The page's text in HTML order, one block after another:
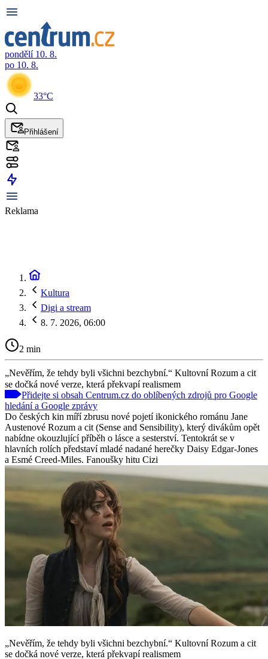
pondělí 10. 8.
po 10. 8.
33°C
Přihlášení
Reklama
Kultura
Digi a stream
8. 7. 2026, 06:00
2 min
„Nevěřím, že tehdy byli všichni bezchybní.“ Kultovní Rozum a cit
se dočká nové verze, která překvapí realismem
Přidejte si obsah Centrum.cz do oblíbených zdrojů pro Google
hledání a Google zprávy
Do českých kin míří zbrusu nové pojetí ikonického románu Jane
Austenové Rozum a cit (Sense and Sensibility), který divákům opět
nabídne okouzlující příběh o lásce a sesterství. Tentokrát se v
hlavních rolích představí mladé nadané herečky Daisy Edgar-Jones
a Esmé Creed-Miles. Fanoušky hitu Cizi
„Nevěřím, že tehdy byli všichni bezchybní.“ Kultovní Rozum a cit
se dočká nové verze, která překvapí realismem